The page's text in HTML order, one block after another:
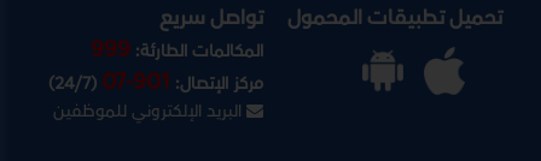
تحميل تطبيقات المحمول تواصل سريع
المكالمات الطارئة:999
مركز الإتصال:07-901
(24/7)
البريد الإلكتروني للموظفين